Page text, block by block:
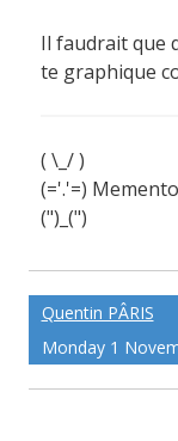
Il faudrait que
te graphique
( \_/ )
(='.'=)
(")_(")
Tuez-moi si je
Vengez-moi si
Quentin PÂRIS
Monday 1